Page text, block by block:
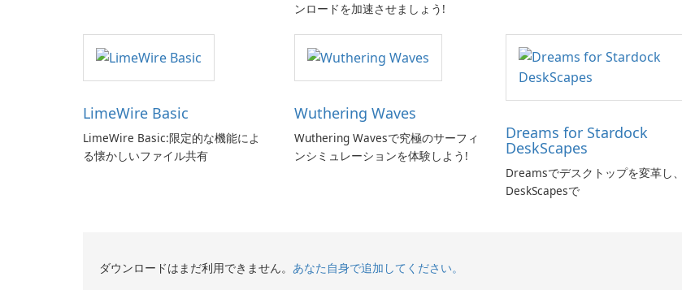
ンロードを加速させましょう!
LimeWire Basic
LimeWire Basic:限定的な機能によ
る懐かしいファイル共有
Wuthering Waves
Wuthering Wavesで究極のサーフィ
ンシミュレーションを体験しよう!
Dreams for Stardock
DeskScapes
Dreamsでデスクトップを変革し、
DeskScapesで
ダウンロードはまだ利用できません。 あなた自身で追加してください。